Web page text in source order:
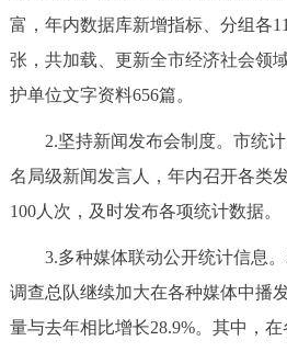
富，年内数据库新增指标、分组各
张，共加载、更新全市经济社会领
护单位文字资料656篇。
2.坚持新闻发布会制度。市统计
名局级新闻发言人，年内召开各类
100人次，及时发布各项统计数据。
3.多种媒体联动公开统计信息。
调查总队继续加大在各种媒体中播
量与去年相比增长28.9%。其中，